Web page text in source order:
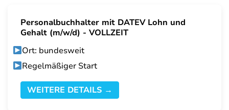
Personalbuchhalter mit DATEV Lohn und
Gehalt (m/w/d) - VOLLZEIT
Ort: bundesweit
Regelmäßiger Start
WEITERE DETAILS →